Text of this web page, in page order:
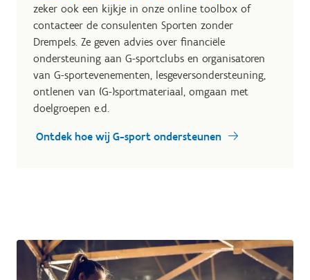
zeker ook een kijkje in onze online toolbox of
contacteer de consulenten Sporten zonder
Drempels. Ze geven advies over financiële
ondersteuning aan G-sportclubs en organisatoren
van G-sportevenementen, lesgeversondersteuning,
ontlenen van (G-)sportmateriaal, omgaan met
doelgroepen e.d.
Ontdek hoe wij G-sport ondersteunen